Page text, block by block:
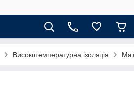
Високотемпературна ізоляція